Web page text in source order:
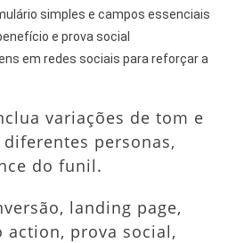
simples e campos essenciais
e prova social
em redes sociais para reforçar a
variações de tom e
personas,
do funil.
landing page,
prova social,